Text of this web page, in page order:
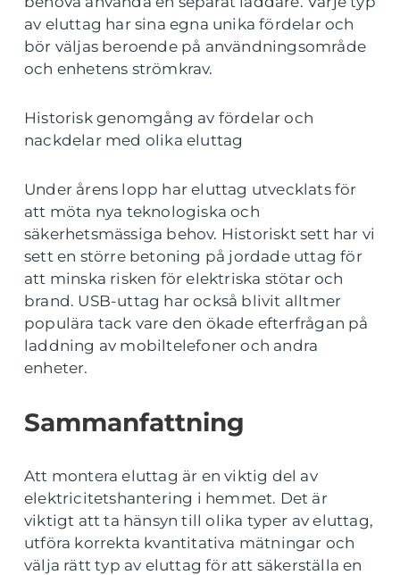
av eluttag har sina egna unika fördelar och
bör väljas beroende på användningsområde
och enhetens strömkrav.
Historisk genomgång av fördelar och
nackdelar med olika eluttag
Under årens lopp har eluttag utvecklats för
att möta nya teknologiska och
säkerhetsmässiga behov. Historiskt sett har vi
sett en större betoning på jordade uttag för
att minska risken för elektriska stötar och
brand. USB-uttag har också blivit alltmer
populära tack vare den ökade efterfrågan på
laddning av mobiltelefoner och andra
enheter.
Sammanfattning
Att montera eluttag är en viktig del av
elektricitetshantering i hemmet. Det är
viktigt att ta hänsyn till olika typer av eluttag,
utföra korrekta kvantitativa mätningar och
välja rätt typ av eluttag för att säkerställa en